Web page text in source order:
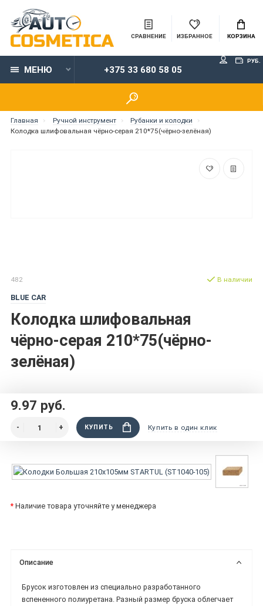
СРАВНЕНИЕ ИЗБРАННОЕ КОРЗИНА
МЕНЮ +375 33 680 58 05
РУБ.
Главная Ручной инструмент
Рубанки и колодки
Колодка шлифовальная чёрно-серая 210*75(чёрно-зелёная)
482
BLUE CAR
Колодка шлифовальная
чёрно-серая 210*75(чёрно-
зелёная)
В наличии
9.97 руб.
КУПИТЬ Купить в один клик
* Наличие товара уточняйте у менеджера
Описание
Брусок изготовлен из специально разработанного
вспененного полиуретана. Разный размер бруска облегчает